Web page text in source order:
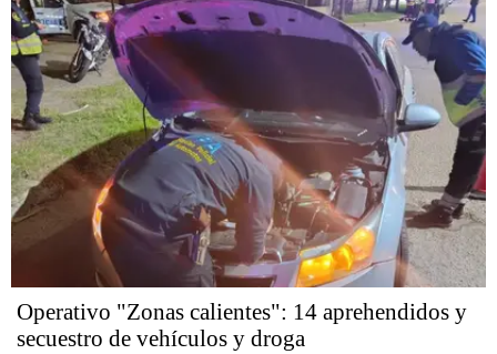
Operativo "Zonas calientes": 14 aprehendidos y
secuestro de vehículos y droga